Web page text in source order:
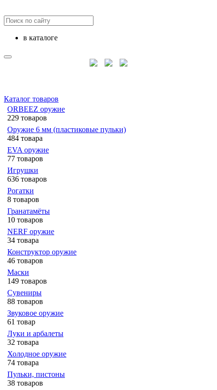
в каталоге
Каталог товаров
ORBEEZ оружие
229 товаров
Оружие 6 мм (пластиковые пульки)
484 товара
EVA оружие
77 товаров
Игрушки
636 товаров
Рогатки
8 товаров
Гранатамёты
10 товаров
NERF оружие
34 товара
Конструктор оружие
46 товаров
Маски
149 товаров
Сувениры
88 товаров
Звуковое оружие
61 товар
Луки и арбалеты
32 товара
Холодное оружие
74 товара
Пульки, пистоны
38 товаров